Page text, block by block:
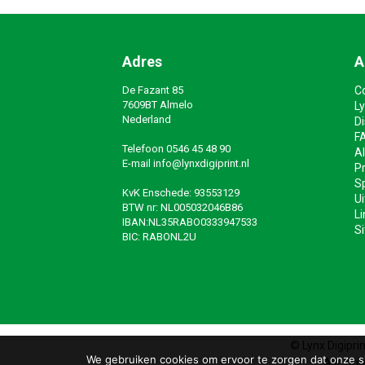
Adres
De Fazant 85
7609BT Almelo
Nederland
Telefoon 0546 45 48 90
E-mail info@lynxdigiprint.nl
KvK Enschede: 93553129
BTW nr: NL005032046B86
IBAN:NL35RABO0333947533
BIC: RABONL2U
© Lynx
We gebruiken cookies om ervoor te zorgen dat onze